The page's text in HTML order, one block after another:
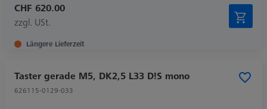
CHF 620.00
zzgl. USt.
Längere Lieferzeit
Taster gerade M5, DK2,5 L33 D!S mono
626115-0129-033